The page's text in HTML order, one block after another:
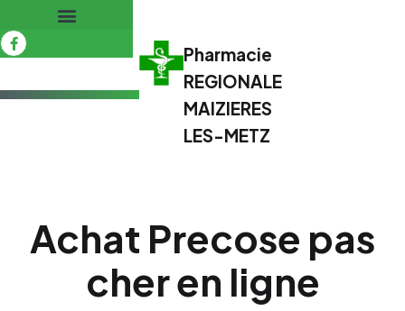
Pharmacie
REGIONALE
MAIZIERES
LES-METZ
Achat Precose pas
cher en ligne